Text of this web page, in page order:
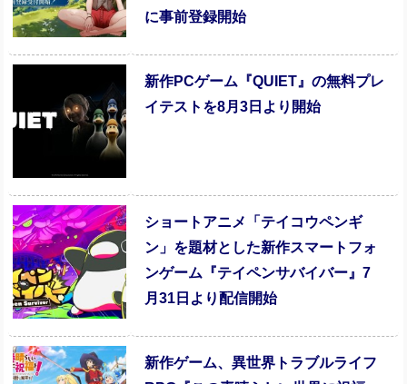
に事前登録開始
新作PCゲーム『QUIET』の無料プレ
イテストを8月3日より開始
ショートアニメ「テイコウペンギ
ン」を題材とした新作スマートフォ
ンゲーム『テイペンサバイバー』7
月31日より配信開始
新作ゲーム、異世界トラブルライフ